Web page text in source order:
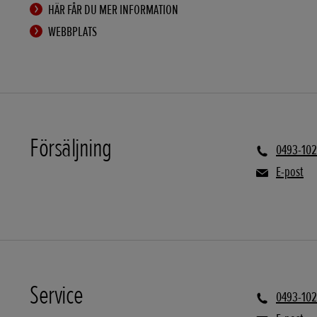
HÄR FÅR DU MER INFORMATION
WEBBPLATS
Försäljning
0493-
E-post
Service
0493-